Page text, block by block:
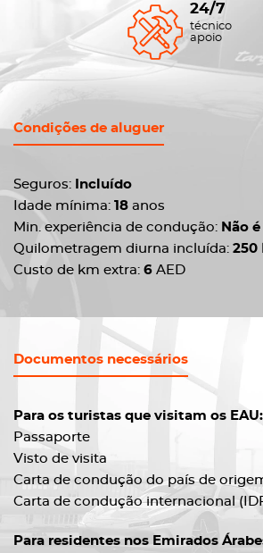
24/7
técnico
apoio
Condições de aluguer
Seguros:
Incluído
Idade mínima: 18 anos
Min. experiência de condução: Não
Quilometragem diurna incluída: 250
Custo de km extra: 6 AED
Documentos necessários
Para os turistas que visitam os EAU:
Passaporte
Visto de visita
Carta de condução do país de
Carta de condução internacional
Para residentes nos Emirados